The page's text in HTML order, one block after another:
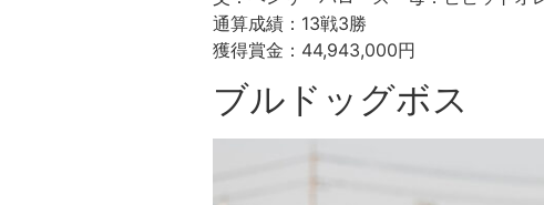
通算成績：13戦3勝
獲得賞金：44,943,000円
ブルドッグボス